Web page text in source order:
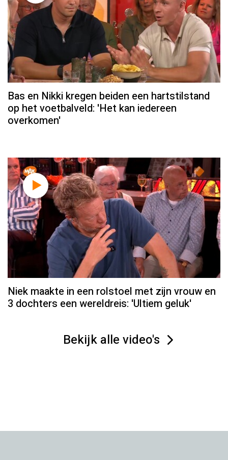
Bas en Nikki kregen beiden een hartstilstand
op het voetbalveld: 'Het kan iedereen
overkomen'
Niek maakte in een rolstoel met zijn vrouw en
3 dochters een wereldreis: 'Ultiem geluk'
Bekijk alle video's